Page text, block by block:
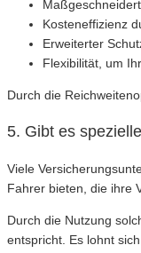
Kosteneffizienz
Erweiterter
Flexibilität, um
Durch die
5. Gibt es
Viele
Fahrer bieten, die ihre
Durch die Nutzung
entspricht. Es lohnt